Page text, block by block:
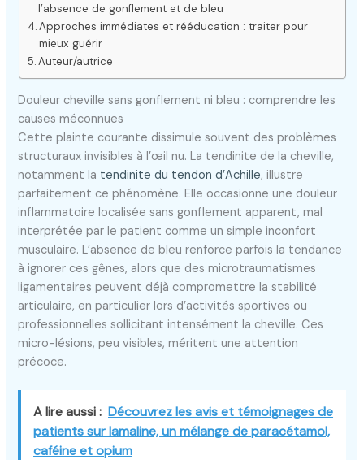
l’absence de gonflement et de bleu
Approches immédiates et rééducation : traiter pour
mieux guérir
Auteur/autrice
Douleur cheville sans gonflement ni bleu : comprendre les
causes méconnues
Cette plainte courante dissimule souvent des problèmes
structuraux invisibles à l’œil nu. La tendinite de la cheville,
notamment la tendinite du tendon d’Achille, illustre
parfaitement ce phénomène. Elle occasionne une douleur
inflammatoire localisée sans gonflement apparent, mal
interprétée par le patient comme un simple inconfort
musculaire. L’absence de bleu renforce parfois la tendance
à ignorer ces gênes, alors que des microtraumatismes
ligamentaires peuvent déjà compromettre la stabilité
articulaire, en particulier lors d’activités sportives ou
professionnelles sollicitant intensément la cheville. Ces
micro-lésions, peu visibles, méritent une attention
précoce.
A lire aussi : Découvrez les avis et témoignages de
patients sur lamaline, un mélange de paracétamol,
caféine et opium